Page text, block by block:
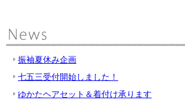
振袖夏休み企画
七五三受付開始しました！
ゆかたヘアセット＆着付け承ります